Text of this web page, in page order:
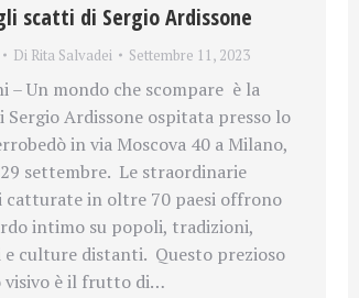
scatti di Sergio Ardissone
Di Rita Salvadei Settembre 11, 2023
– Un mondo che scompare è la
Sergio Ardissone ospitata presso lo
in via Moscova 40 a Milano,
settembre. Le straordinarie
catturate in oltre 70 paesi offrono
intimo su popoli, tradizioni,
e culture distanti. Questo prezioso
visivo è il frutto di…